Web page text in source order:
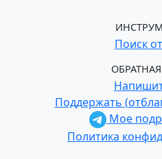
Поиск
Поддержать
Мое
Политика